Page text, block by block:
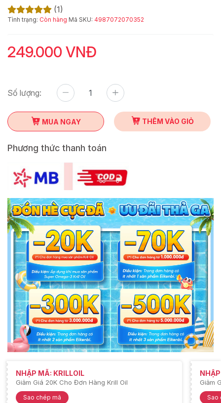
(1)
Tình trạng: Còn hàng Mã SKU: 4987072070352
249.000 VNĐ
Số lượng:
MUA NGAY THÊM VÀO GIỎ
Phương thức thanh toán
NHẬP MÃ: KRILLOIL
Giảm Giá 20K Cho Đơn Hàng Krill Oil
Sao chép mã
Giảm
Sao